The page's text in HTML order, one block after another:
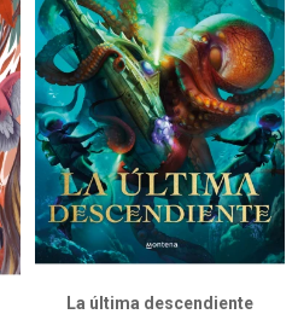
La última descendiente